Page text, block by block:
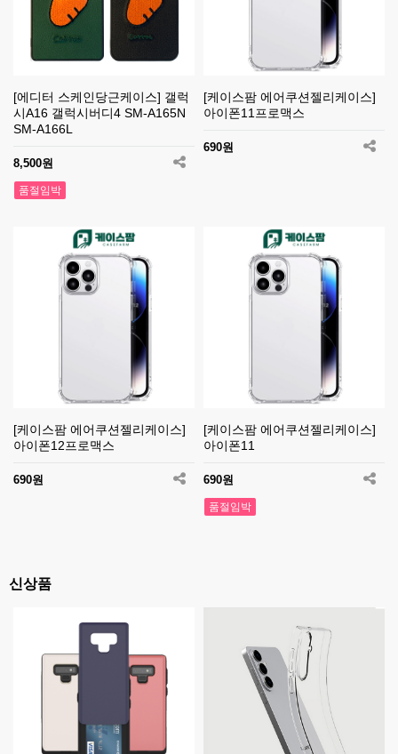
[에디터 스케인당근케이스] 갤럭
시A16 갤럭시버디4 SM-A165N
SM-A166L
8,500원
품절임박
[케이스팜 에어쿠션젤리케이스]
아이폰11프로맥스
690원
[케이스팜 에어쿠션젤리케이스]
아이폰12프로맥스
690원
[케이스팜 에어쿠션젤리케이스]
아이폰11
690원
품절임박
신상품